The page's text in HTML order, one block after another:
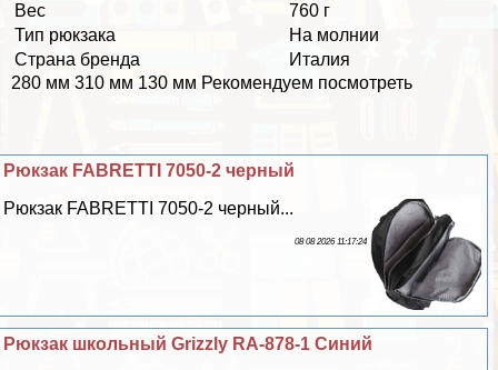
Вес
760 г
Тип рюкзака
На молнии
Страна бренда
Италия
280 мм 310 мм 130 мм Рекомендуем посмотреть
Рюкзак FABRETTI 7050-2 черный
Рюкзак FABRETTI 7050-2 черный...
08 08 2026 11:17:24
Рюкзак школьный Grizzly RA-878-1 Синий